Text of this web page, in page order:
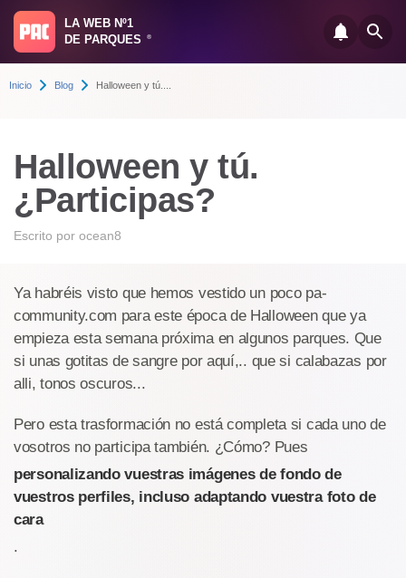
LA WEB Nº1
DE PARQUES
®
Inicio Blog Halloween y tú....
Halloween y tú.
¿Participas?
Escrito por ocean8
Ya habréis visto que hemos vestido un poco pa-
community.com para este época de Halloween que ya
empieza esta semana próxima en algunos parques. Que
si unas gotitas de sangre por aquí,.. que si calabazas por
alli, tonos oscuros...
Pero esta trasformación no está completa si cada uno de
vosotros no participa también. ¿Cómo? Pues
personalizando vuestras imágenes de fondo de
vuestros perfiles, incluso adaptando vuestra foto de
cara
.